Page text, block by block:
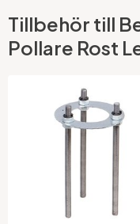
Tillbehör till
Pollare Rost